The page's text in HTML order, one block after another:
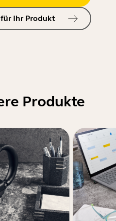
Ihr Produkt
Produkte